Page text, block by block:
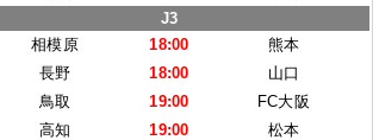
J3
相模原
18:00
熊本
長野
18:00
山口
鳥取
19:00
FC大阪
高知
19:00
松本